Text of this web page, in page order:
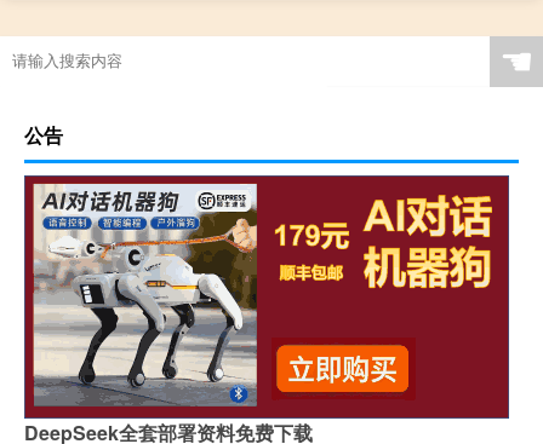
☚
公告
DeepSeek全套部署资料免费下载